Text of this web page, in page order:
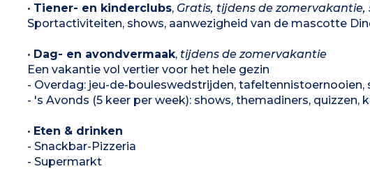
• Tiener- en kinderclubs, Gratis, tijdens de zomervakantie,
Sportactiviteiten, shows, aanwezigheid van de mascotte
• Dag- en avondvermaak, tijdens de zomervakantie
Een vakantie vol vertier voor het hele gezin
- Overdag: jeu-de-bouleswedstrijden,
- 's Avonds (5 keer per week): shows, themadiners, quizzen,
• Eten & drinken
- Snackbar-Pizzeria
- Supermarkt